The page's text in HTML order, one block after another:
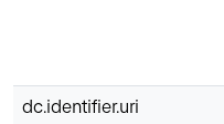
dc.identifier.uri